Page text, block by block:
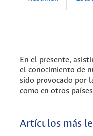
En el presente,
el conocimiento de
sido provocado por
como en otros
Artículos más